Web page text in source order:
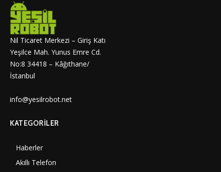
Nil Ticaret Merkezi – Giriş Katı
Yeşilce Mah. Yunus Emre Cd.
No:8 34418 – Kâğıthane/
İstanbul
info@yesilrobot.net
KATEGORILER
Haberler
Akıllı Telefon